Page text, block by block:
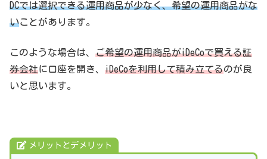
DCでは選択できる運用商品が少なく、希望の運用商品がな
いことがあります。
このような場合は、 ご希望の運用商品がiDeCoで買える証
券会社に口座を開き、 iDeCoを利用して積み立てるのが良
いと思います。
メリットとデメリット